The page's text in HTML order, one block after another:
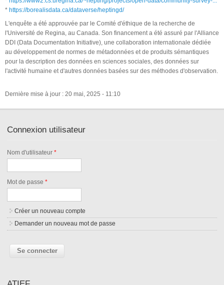
* https://borealisdata.ca/dataverse/heptingd/
L'enquête a été approuvée par le Comité d'éthique de la recherche de
l'Université de Regina, au Canada. Son financement a été assuré par l'Alliance
DDI (Data Documentation Initiative), une collaboration internationale dédiée
au développement de normes de métadonnées et de produits sémantiques
pour la description des données en sciences sociales, des données sur
l'activité humaine et d'autres données basées sur des méthodes d'observation.
Dernière mise à jour : 20 mai, 2025 - 11:10
Connexion utilisateur
Nom d'utilisateur*
Mot de passe*
Créer un nouveau compte
Demander un nouveau mot de passe